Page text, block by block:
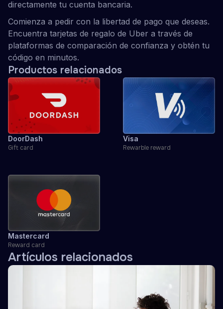
directamente tu cuenta bancaria.
Comienza a pedir con la libertad de pago que deseas.
Encuentra tarjetas de regalo de Uber a través de
plataformas de comparación de confianza y obtén tu
código en minutos.
Productos relacionados
DoorDash
Gift card
Visa
Rewarble reward
Mastercard
Reward card
Artículos relacionados